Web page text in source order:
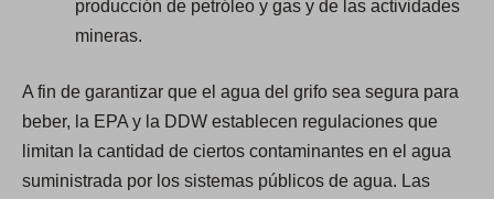
producción de petróleo y gas y de las actividades
mineras.
A fin de garantizar que el agua del grifo sea segura para
beber, la EPA y la DDW establecen regulaciones que
limitan la cantidad de ciertos contaminantes en el agua
suministrada por los sistemas públicos de agua. Las